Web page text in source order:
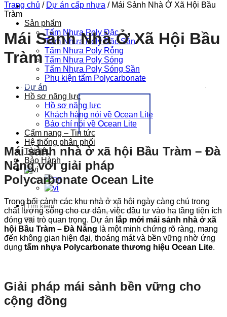
Sản phẩm
Tấm Nhựa Poly Đặc
Tấm Nhựa Poly Đặc Sần
Tấm Nhựa Poly Rỗng
Tấm Nhựa Poly Sóng
Tấm Nhựa Poly Sóng Sần
Phụ kiện tấm Polycarbonate
Dự án
Hồ sơ năng lực
Hồ sơ năng lực
Khách hàng nói về Ocean Lite
Báo chí nói về Ocean Lite
Cẩm nang – Tin tức
Hệ thống phân phối
Tài liệu
Bảo Hành
Tìm
kiếm:
Trang chủ / Dự án cấp nhựa / Mái Sảnh Nhà Ở Xã Hội Bầu
Tràm
Mái Sảnh Nhà Ở Xã Hội Bầu
Tràm
Mái sảnh nhà ở xã hội Bầu Tràm – Đà
Nẵng với giải pháp
Polycarbonate Ocean Lite
Trong bối cảnh các khu nhà ở xã hội ngày càng chú trọng
chất lượng sống cho cư dân, việc đầu tư vào hạ tầng tiện ích
đóng vai trò quan trọng. Dự án lắp mới mái sảnh nhà ở xã
hội Bầu Tràm – Đà Nẵng là một minh chứng rõ ràng, mang
đến không gian hiện đại, thoáng mát và bền vững nhờ ứng
dụng tấm nhựa Polycarbonate thương hiệu Ocean Lite.
Giải pháp mái sảnh bền vững cho
cộng đồng